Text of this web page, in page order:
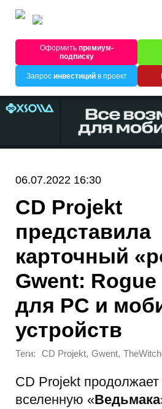
Оформитьпремиум-
подписку
Запрос инвестицийв проект
06.07.2022 16:30
CD Projekt
представила
карточный
Gwent: Rogue
для PC и
устройств
Теги: CD Projekt, Gwent,
CD Projekt продолжает
вселенную «Ведьмака